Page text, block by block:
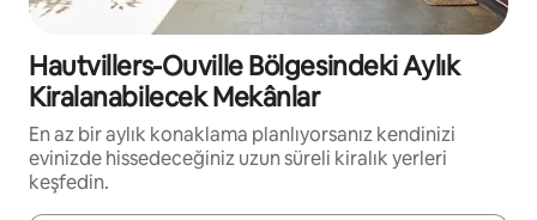
Hautvillers-Ouville Bölgesindeki Aylık
Kiralanabilecek Mekânlar
En az bir aylık konaklama planlıyorsanız kendinizi
evinizde hissedeceğiniz uzun süreli kiralık yerleri
keşfedin.